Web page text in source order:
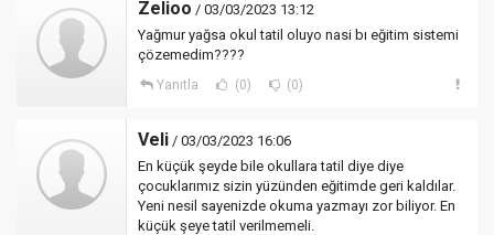
Zelioo / 03/03/2023 13:12
Yağmur yağsa okul tatil oluyo nasi bı eğitim sistemi
çözemedim????
Yanıtla (0) (0)
Veli / 03/03/2023 16:06
En küçük şeyde bile okullara tatil diye diye
çocuklarımız sizin yüzünden eğitimde geri kaldılar.
Yeni nesil sayenizde okuma yazmayı zor biliyor. En
küçük şeye tatil verilmemeli.